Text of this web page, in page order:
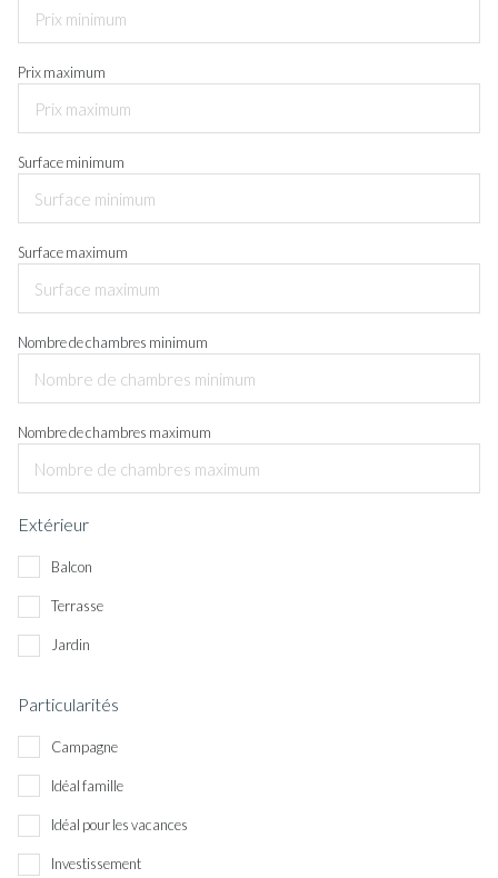
Prix maximum
Surface minimum
Surface maximum
Nombre de chambres minimum
Nombre de chambres maximum
Extérieur
Balcon
Terrasse
Jardin
Particularités
Campagne
Idéal famille
Idéal pour les vacances
Investissement